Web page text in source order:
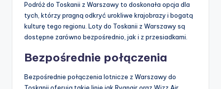
Podróż do Toskanii z Warszawy to doskonała opcja dla
tych, którzy pragną odkryć urokliwe krajobrazy i bogatą
kulturę tego regionu. Loty do Toskanii z Warszawy są
dostępne zarówno bezpośrednio, jak i z przesiadkami.
Bezpośrednie połączenia
Bezpośrednie połączenia lotnicze z Warszawy do